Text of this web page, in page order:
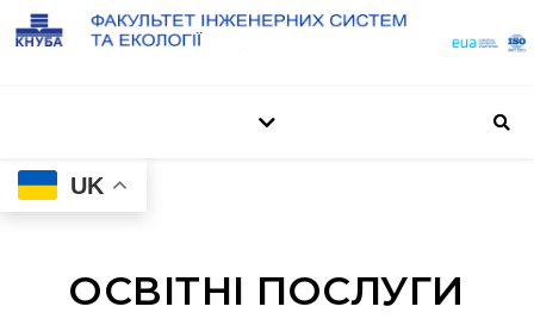
UK
ОСВІТНІ ПОСЛУГИ